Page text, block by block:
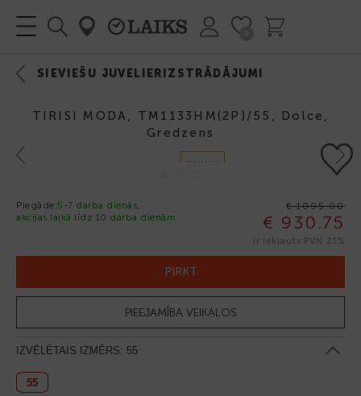
SIEVIEŠU JUVELIERIZSTRĀDĀJUMI
TIRISI MODA, TM1133HM(2P)/55, Dolce,
Gredzens
Previous
DIMANTS
Next
Piegāde:5-7 darba dienās,
akcijas laikā līdz 10 darba dienām
€ 1095.00
€ 930.75
ir iekļauts PVN 21%
PIRKT
PIEEJAMĪBA VEIKALOS
IZVĒLĒTAIS IZMĒRS: 55
55